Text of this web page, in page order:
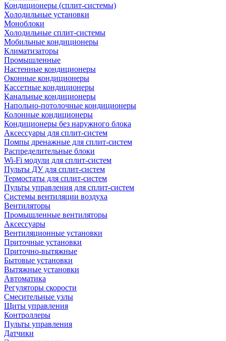
Кондиционеры (сплит-системы)
Холодильные установки
Моноблоки
Холодильные сплит-системы
Мобильные кондиционеры
Климатизаторы
Промышленные
Настенные кондиционеры
Оконные кондиционеры
Кассетные кондиционеры
Канальные кондиционеры
Напольно-потолочные кондиционеры
Колонные кондиционеры
Кондиционеры без наружного блока
Аксессуары для сплит-систем
Помпы дренажные для сплит-систем
Распределительные блоки
Wi-Fi модули для сплит-систем
Пульты ДУ для сплит-систем
Термостаты для сплит-систем
Пульты управления для сплит-систем
Системы вентиляции воздуха
Вентиляторы
Промышленные вентиляторы
Аксессуары
Вентиляционные установки
Приточные установки
Приточно-вытяжные
Бытовые установки
Вытяжные установки
Автоматика
Регуляторы скорости
Смесительные узлы
Щиты управления
Контроллеры
Пульты управления
Датчики